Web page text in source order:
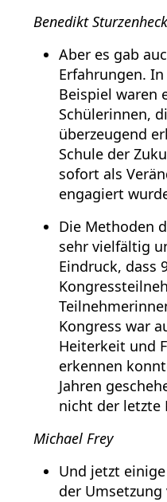
Benedikt
Aber es gab
Erfahrungen.
Beispiel waren
Schülerinnen,
überzeugend
Schule der
sofort als
engagiert
Die Methoden
sehr vielfältig
Eindruck, dass
Kongress war
Heiterkeit und
erkennen
Jahren
nicht der letzte
Michael Frey
Und jetzt
der